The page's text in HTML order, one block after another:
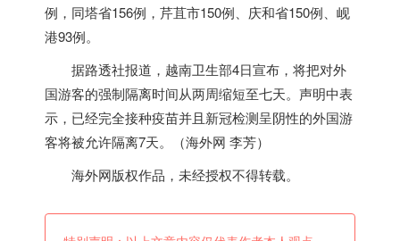
例，同塔省156例，芹苴市150例、庆和省150例、岘
港93例。
据路透社报道， 越南卫生部4日宣布，将把对外
国游客的强制隔离时间从两周缩短至七天。声明中表
示，已经完全接种疫苗并且新冠检测呈阴性的外国游
客将被允许隔离7天。（海外网 李芳）
海外网版权作品，未经授权不得转载。